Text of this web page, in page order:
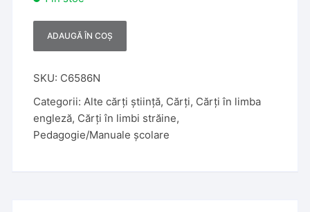
ADAUGĂ ÎN COȘ
t
n
SKU: C6586N
Categorii:Alte cărți știință, Cărți, Cărți în limba
engleză, Cărți în limbi străine,
Pedagogie/Manuale școlare